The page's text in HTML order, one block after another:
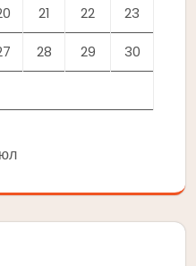
21 22 23
28 29 30